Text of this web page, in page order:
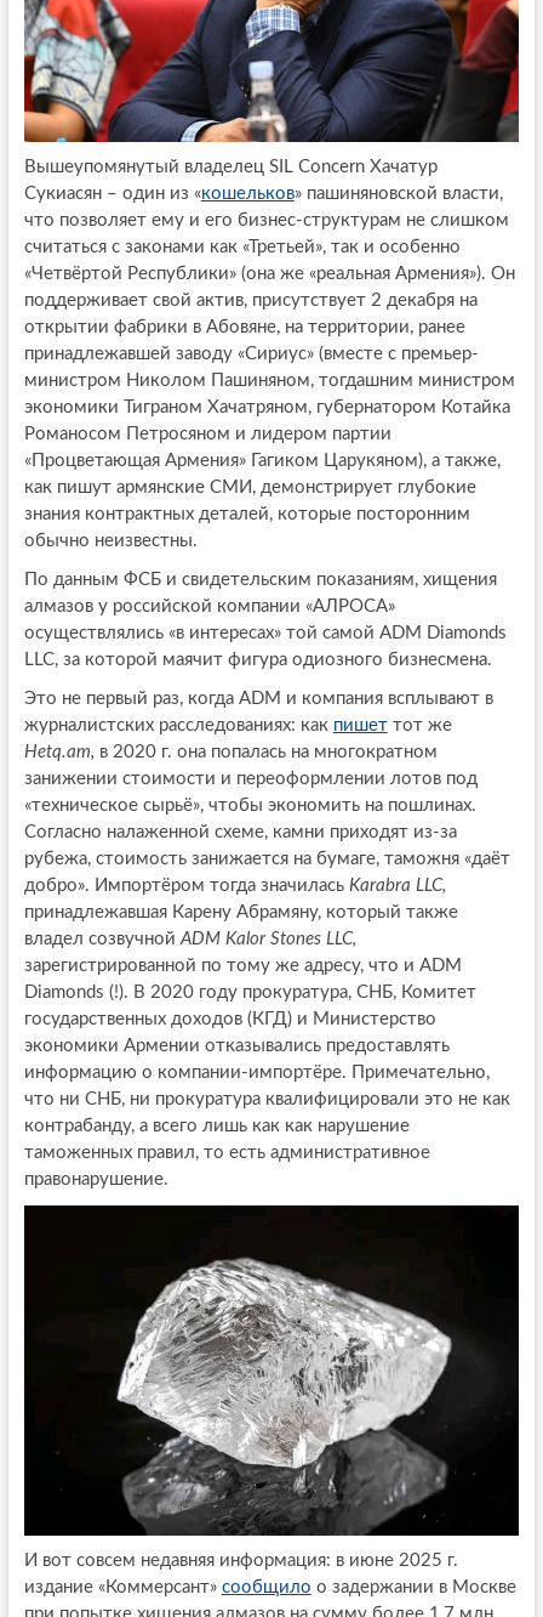
Вышеупомянутый владелец SIL Concern Хачатур
Сукиасян – один из «кошельков» пашиняновской власти,
что позволяет ему и его бизнес-структурам не слишком
считаться с законами как «Третьей», так и особенно
«Четвёртой Республики» (она же «реальная Армения»). Он
поддерживает свой актив, присутствует 2 декабря на
открытии фабрики в Абовяне, на территории, ранее
принадлежавшей заводу «Сириус» (вместе с премьер-
министром Николом Пашиняном, тогдашним министром
экономики Тиграном Хачатряном, губернатором Котайка
Романосом Петросяном и лидером партии
«Процветающая Армения» Гагиком Царукяном), а также,
как пишут армянские СМИ, демонстрирует глубокие
знания контрактных деталей, которые посторонним
обычно неизвестны.
По данным ФСБ и свидетельским показаниям, хищения
алмазов у российской компании «АЛРОСА»
осуществлялись «в интересах» той самой ADM Diamonds
LLC, за которой маячит фигура одиозного бизнесмена.
Это не первый раз, когда ADM и компания всплывают в
журналистских расследованиях: как пишеттот же
Hetq.am, в 2020 г. она попалась на многократном
занижении стоимости и переоформлении лотов под
«техническое сырьё», чтобы экономить на пошлинах.
Согласно налаженной схеме, камни приходят из-за
рубежа, стоимость занижается на бумаге, таможня «даёт
добро». Импортёром тогда значилась Karabra LLC,
принадлежавшая Карену Абрамяну, который также
владел созвучной ADM Kalor Stones LLC,
зарегистрированной по тому же адресу, что и ADM
Diamonds (!). В 2020 году прокуратура, СНБ, Комитет
государственных доходов (КГД) и Министерство
экономики Армении отказывались предоставлять
информацию о компании-импортёре. Примечательно,
что ни СНБ, ни прокуратура квалифицировали это не как
контрабанду, а всего лишь как как нарушение
таможенных правил, то есть административное
правонарушение.
И вот совсем недавняя информация: в июне 2025 г.
издание «Коммерсант» сообщило о задержании в Москве